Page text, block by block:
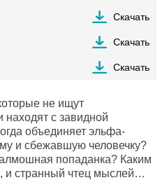
Скачать
Скачать
Скачать
не ищут
с завидной
объединяет эльфа-
и сбежавшую человечку?
попаданка? Каким
и странный чтец мыслей…